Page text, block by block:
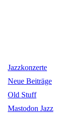
Jazzkonzerte
Neue Beiträge
Old Stuff
Mastodon Jazz